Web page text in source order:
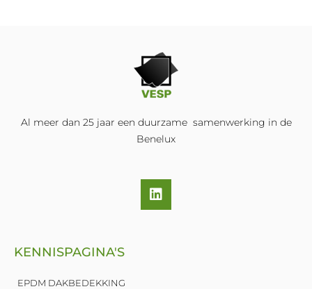
Al meer dan 25 jaar een duurzame samenwerking in de
Benelux
L
i
n
KENNISPAGINA'S
EPDM DAKBEDEKKING